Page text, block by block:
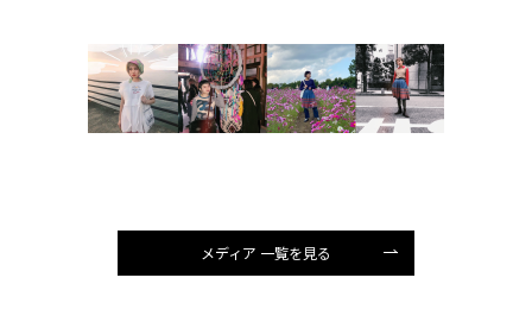
メディア 一覧を見る